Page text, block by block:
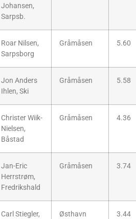
Johansen,
Sarpsb.
Roar Nilsen,
Sarpsborg
Gråmåsen 5.60
Jon Anders
Ihlen, Ski
Gråmåsen 5.58
Christer Wiik-
Nielsen,
Båstad
Gråmåsen 4.36
Jan-Eric
Herrstrøm,
Fredrikshald
Gråmåsen 3.74
Carl Stiegler,
Østhavn 3.44